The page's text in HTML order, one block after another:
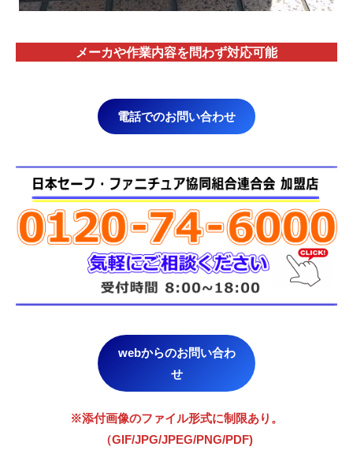
メーカや作業内容を問わず対応可能
電話でのお問い合わせ
webからのお問い合わ
せ
※添付画像のファイル形式に制限あり。
（GIF/JPG/JPEG/PNG/PDF)